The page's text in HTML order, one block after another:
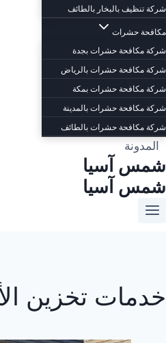
شركة تنظيف بالبخار بالطائف
مكافحة حشرات
شركة مكافحة حشرات بجدة
شركة مكافحة حشرات بالرياض
شركة مكافحة حشرات بمكة
شركة مكافحة حشرات بالمدينة
شركة مكافحة حشرات بالطائف
المدونة
شمس آسيا
شمس آسيا
خدمات تخزين